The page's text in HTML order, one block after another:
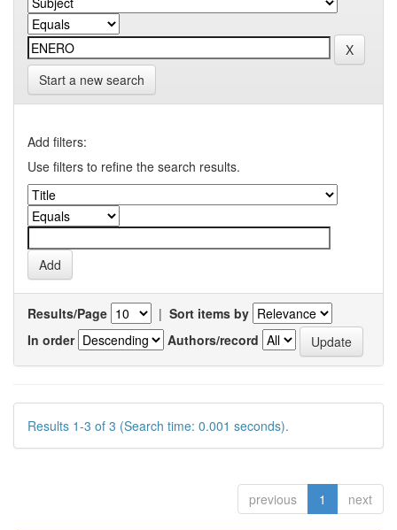
Start a new search
Add filters:
Use filters to refine the search results.
Results/Page | Sort items by
In order
Authors/record
Results 1-3 of 3 (Search time: 0.001 seconds).
previous 1 next